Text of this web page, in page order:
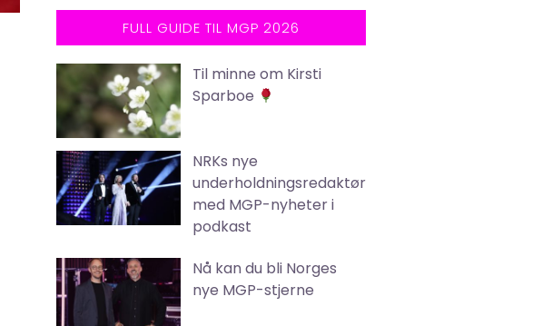
FULL GUIDE TIL MGP 2026
Til minne om Kirsti
Sparboe
NRKs nye
underholdningsredaktør
med MGP-nyheter i
podkast
Nå kan du bli Norges
nye MGP-stjerne